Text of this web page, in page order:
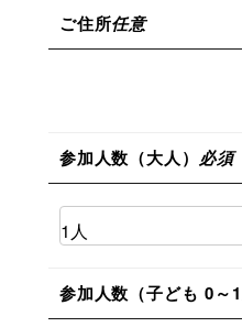
ご住所任意
参加人数（大人） 必須
参加人数（子ども 0～1